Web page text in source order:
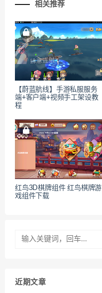
相关推荐
【蔚蓝航线】手游私服服务
端+客户端+视频手工架设教
程
红鸟3D棋牌组件 红鸟棋牌游
戏组件下载
近期文章